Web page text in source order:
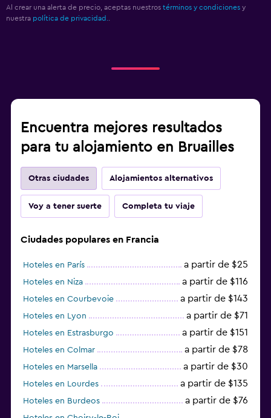
Al crear una alerta de precio, aceptas nuestros términos y condiciones y
nuestra política de privacidad.
Encuentra mejores resultados
para tu alojamiento en Bruailles
Otras ciudades Alojamientos alternativos
Voy a tener suerte Completa tu viaje
Ciudades populares en Francia
Hoteles en París a partir de $25
Hoteles en Niza a partir de $116
Hoteles en Courbevoie a partir de $143
Hoteles en Lyon a partir de $71
Hoteles en Estrasburgo a partir de $151
Hoteles en Colmar a partir de $78
Hoteles en Marsella a partir de $30
Hoteles en Lourdes a partir de $135
Hoteles en Burdeos a partir de $76